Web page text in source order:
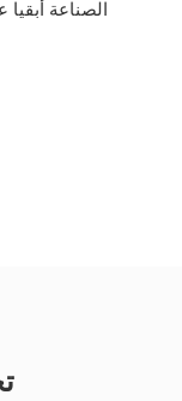
الصناعة